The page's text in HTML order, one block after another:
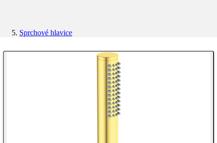
Sprchové hlavice